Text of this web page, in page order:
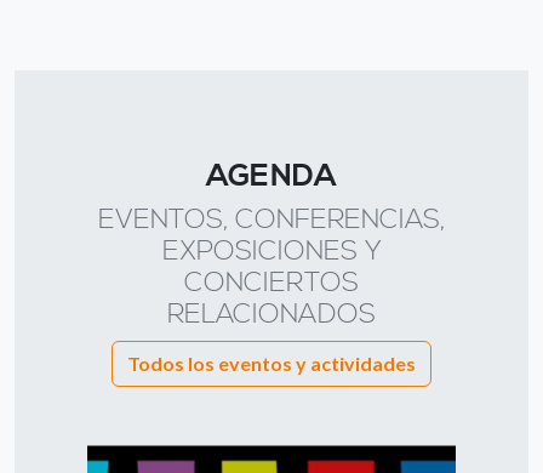
AGENDA
EVENTOS, CONFERENCIAS,
EXPOSICIONES Y
CONCIERTOS
RELACIONADOS
Todos los eventos y actividades